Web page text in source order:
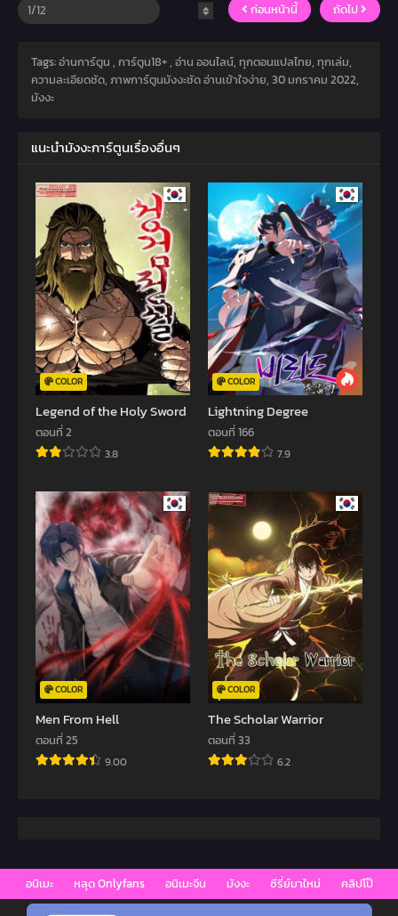
ก่อนหน้านี้ ถัดไป
Tags: อ่านการ์ตูน , การ์ตูน18+ , อ่าน ออนไลน์, ทุกตอนแปลไทย, ทุกเล่ม,
ความละเอียดชัด, ภาพการ์ตูนมังงะชัด อ่านเข้าใจง่าย, 30 มกราคม 2022,
มังงะ
แนะนำมังงะการ์ตูนเรื่องอื่นๆ
COLOR
Legend of the Holy Sword
ตอนที่ 2
3.8
COLOR
Lightning Degree
ตอนที่ 166
7.9
COLOR
Men From Hell
ตอนที่ 25
9.00
COLOR
The Scholar Warrior
ตอนที่ 33
6.2
อนิเมะ หลุด Onlyfans อนิเมะจีน มังงะ ซีรี่ย์มาใหม่ คลิปโป๊